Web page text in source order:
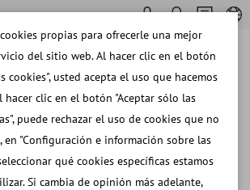
Bovino
Análisis de Semen y Software de
con contraste de fases Olympus CX43,
HTi 200
propias para ofrecerle una mejor
del sitio web. Al hacer clic en el botón
cookies", usted acepta el uso que hacemos
hacer clic en el botón "Aceptar sólo las
puede rechazar el uso de cookies que no
en "Configuración e información sobre las
qué cookies específicas estamos
Si cambia de opinión más adelante,